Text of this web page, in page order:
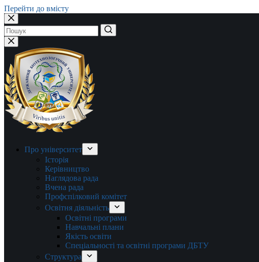
Перейти до вмісту
Немає
результатів
Про університет
Історія
Керівництво
Наглядова рада
Вчена рада
Профспілковий комітет
Освітня діяльність
Освітні програми
Навчальні плани
Якість освіти
Спеціальності та освітні програми ДБТУ
Структура